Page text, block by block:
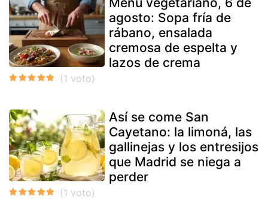
agosto: Sopa fría de
rábano, ensalada
cremosa de espelta y
lazos de crema
Así se come San
Cayetano: la limoná, las
gallinejas y los entresijos
que Madrid se niega a
perder